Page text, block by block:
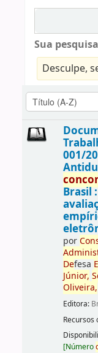
Sua
Desculpe,
001/
Brasil
por
Defesa
Júnior,
Oliveira,
Editora:
Recursos
Disponibili
[Número